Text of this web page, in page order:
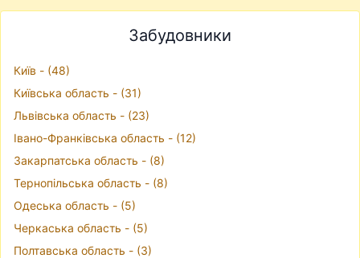
Забудовники
Київ - (48)
Київська область - (31)
Львівська область - (23)
Івано-Франківська область - (12)
Закарпатська область - (8)
Тернопільська область - (8)
Одеська область - (5)
Черкаська область - (5)
Полтавська область - (3)